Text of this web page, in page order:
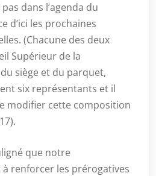
dans l’agenda du
d’ici les prochaines
(Chacune des deux
Supérieur de la
siège et du parquet,
six représentants et il
modifier cette composition
que notre
renforcer les prérogatives